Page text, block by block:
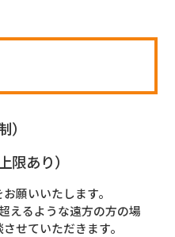
限あり）
願いいたします。
えるような遠方の方の場
せていただきます。